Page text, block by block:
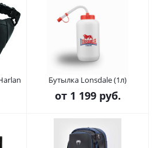
Бутылка Lonsdale (1л)
от 1 199 руб.